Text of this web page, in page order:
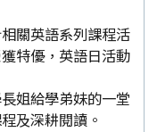
關英語系列課程活
特優，英語日活動
姐給學弟妹的一堂
及深耕閱讀。